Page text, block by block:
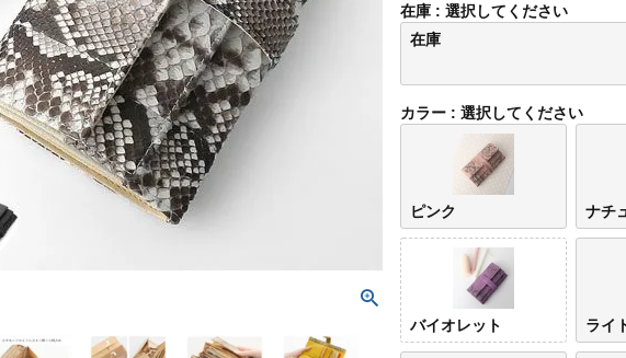
在庫
選択してください
在庫
カラー 選択してください
ピンク ナチ
バイオレット ライ